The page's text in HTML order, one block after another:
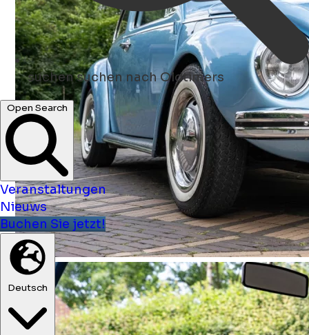
suchensuchen nach Oldtimers
Open Search
Veranstaltungen
Nieuws
Buchen Sie jetzt!
Deutsch